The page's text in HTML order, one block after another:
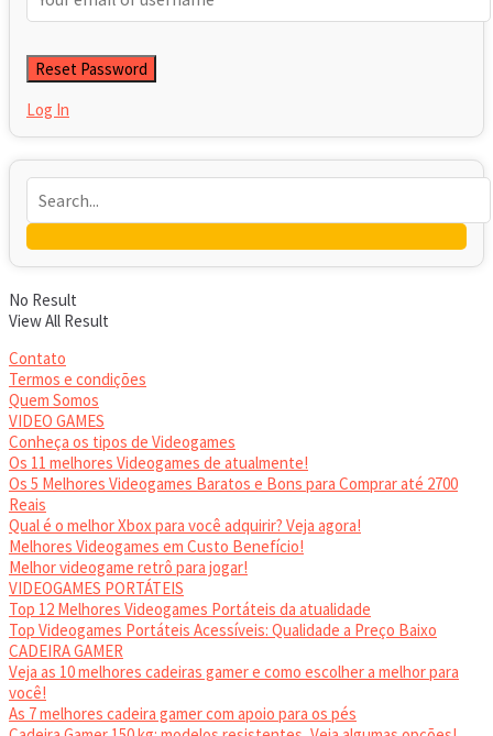
Log In
No Result
View All Result
Contato
Termos e condições
Quem Somos
VIDEO GAMES
Conheça os tipos de Videogames
Os 11 melhores Videogames de atualmente!
Os 5 Melhores Videogames Baratos e Bons para Comprar até 2700
Reais
Qual é o melhor Xbox para você adquirir? Veja agora!
Melhores Videogames em Custo Benefício!
Melhor videogame retrô para jogar!
VIDEOGAMES PORTÁTEIS
Top 12 Melhores Videogames Portáteis da atualidade
Top Videogames Portáteis Acessíveis: Qualidade a Preço Baixo
CADEIRA GAMER
Veja as 10 melhores cadeiras gamer e como escolher a melhor para
você!
As 7 melhores cadeira gamer com apoio para os pés